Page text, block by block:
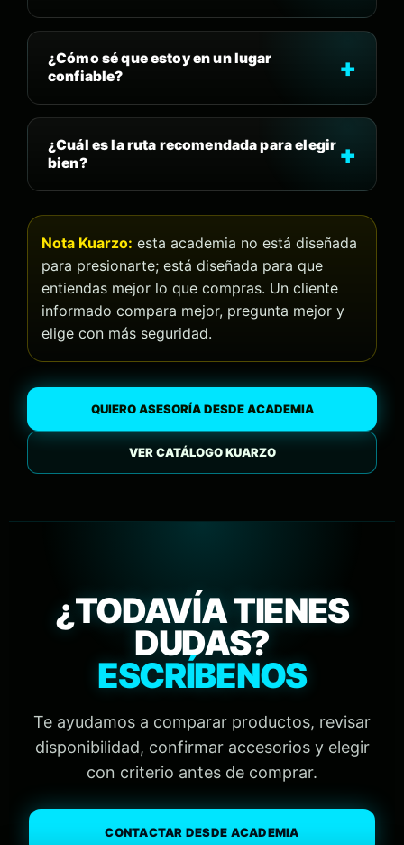
¿Cómo sé que estoy en un lugar
confiable?
¿Cuál es la ruta recomendada para elegir
bien?
Nota Kuarzo: esta academia no está diseñada
para presionarte; está diseñada para que
entiendas mejor lo que compras. Un cliente
informado compara mejor, pregunta mejor y
elige con más seguridad.
QUIERO ASESORÍA DESDE ACADEMIA
VER CATÁLOGO KUARZO
¿TODAVÍA TIENES
DUDAS?
ESCRÍBENOS
Te ayudamos a comparar productos, revisar
disponibilidad, confirmar accesorios y elegir
con criterio antes de comprar.
CONTACTAR DESDE ACADEMIA